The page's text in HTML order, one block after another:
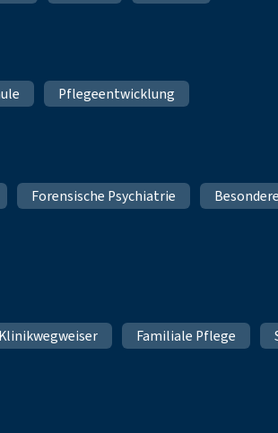
Pflegeentwicklung
Forensische Psychiatrie
Klinikwegweiser Familiale Pflege